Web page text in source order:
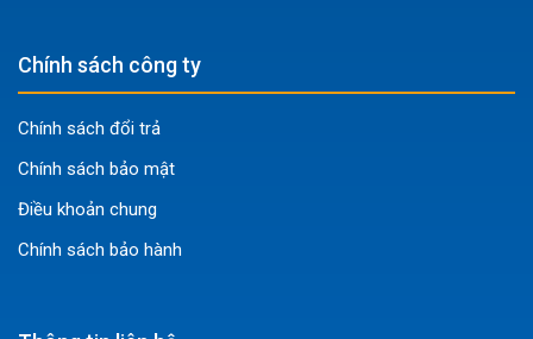
rộng rãi trong nhiều ngành công nghiệp:
Ngành Hóa chất:Vận chuyển hóa chất ăn mòn
(axit/kiềm nhẹ), dung môi công nghiệp, chất tẩy rửa
Ngành Xử lý nước/Nước thải:
thải công nghiệp.
Ngành Sơn & Mực in:
Chính sách công ty
Chính sách đổi trả
Chính sách bảo mật
Điều khoản chung
Chính sách bảo hành